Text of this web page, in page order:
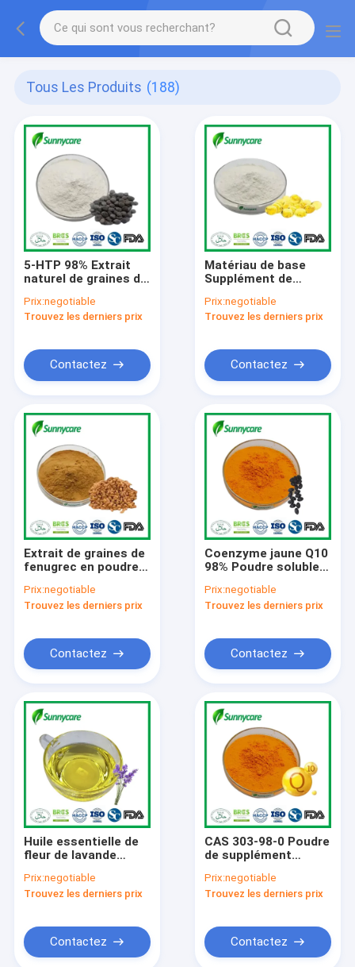
Tous Les Produits (188)
5-HTP 98% Extrait
naturel de graines de
hydroxytryptophane
en poudre CAS 56-
Prix:negotiable
Trouvez les derniers prix
Contactez
Matériau de base
Supplément de
97-0 Cholecalciférol
Poudre de vitamine
Prix:negotiable
Trouvez les derniers prix
Contactez
Extrait de graines de
fenugrec en poudre
Saponines 50% 4-
hydroxyisoleucine
Prix:negotiable
Trouvez les derniers prix
Contactez
Coenzyme jaune Q10
98% Poudre soluble
10% Poudre soluble
dans l'eau
Prix:negotiable
Trouvez les derniers prix
Contactez
Huile essentielle de
fleur de lavande
Points noirs
sensibles
Prix:negotiable
Trouvez les derniers prix
Contactez
CAS 303-98-0 Poudre
de supplément
Ubiquinone
Coenzyme Q10
Prix:negotiable
Trouvez les derniers prix
Contactez